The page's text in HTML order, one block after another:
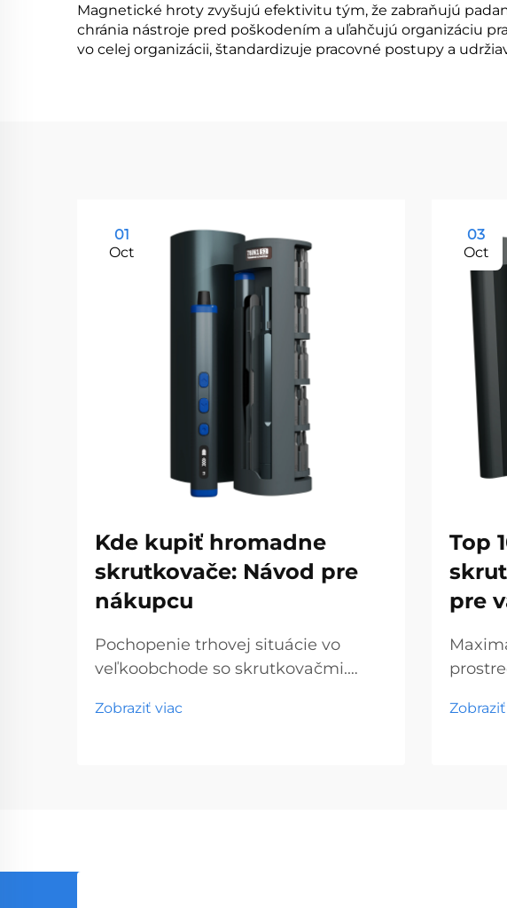
Magnetické hroty zvyšujú efektivitu tým, že zabraňujú
chránia nástroje pred poškodením a uľahčujú organizáciu
vo celej organizácii, štandardizuje pracovné postupy a
01
Oct
Kde kupiť hromadne
skrutkovače: Návod pre
nákupcu
Pochopenie trhovej situácie vo
veľkoobchode so skrutkovačmi.
predstavuje kľúčový segment
Zobraziť viac
03
Oct
Top
pre